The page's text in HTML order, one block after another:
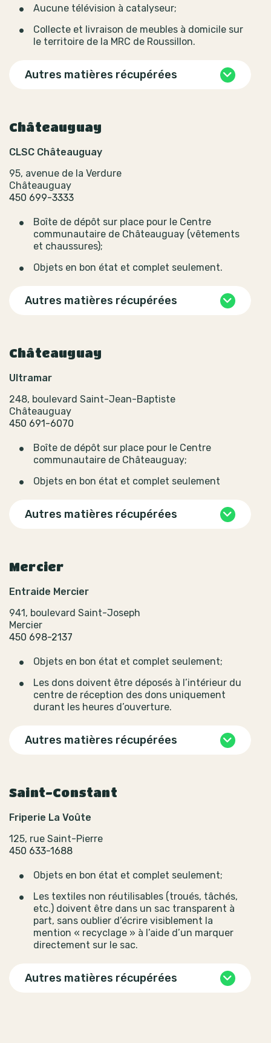
Aucune télévision à catalyseur;
Collecte et livraison de meubles à domicile sur
le territoire de la MRC de Roussillon.
Autres matières récupérées
Châteauguay
CLSC Châteauguay
95, avenue de la Verdure
Châteauguay
450 699-3333
Boîte de dépôt sur place pour le Centre
communautaire de Châteauguay (vêtements
et chaussures);
Objets en bon état et complet seulement.
Autres matières récupérées
Châteauguay
Ultramar
248, boulevard Saint-Jean-Baptiste
Châteauguay
450 691-6070
Boîte de dépôt sur place pour le Centre
communautaire de Châteauguay;
Objets en bon état et complet seulement
Autres matières récupérées
Mercier
Entraide Mercier
941, boulevard Saint-Joseph
Mercier
450 698-2137
Objets en bon état et complet seulement;
Les dons doivent être déposés à l’intérieur du
centre de réception des dons uniquement
durant les heures d’ouverture.
Autres matières récupérées
Saint-Constant
Friperie La Voûte
125, rue Saint-Pierre
450 633-1688
Objets en bon état et complet seulement;
Les textiles non réutilisables (troués, tâchés,
etc.) doivent être dans un sac transparent à
part, sans oublier d’écrire visiblement la
mention « recyclage » à l’aide d’un marquer
directement sur le sac.
Autres matières récupérées